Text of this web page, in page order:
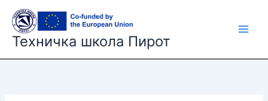
content
Техничка школа Пирот